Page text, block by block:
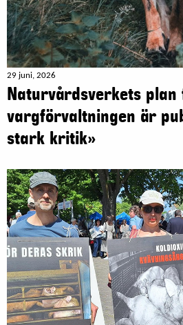
29 juni, 2026
Naturvårdsverkets plan
vargförvaltningen är
stark kritik»